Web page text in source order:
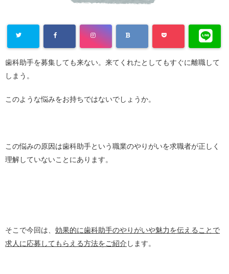
歯科助手を募集しても来ない。来てくれたとしてもすぐに離職して
しまう。
このような悩みをお持ちではないでしょうか。
この悩みの原因は歯科助手という職業のやりがいを求職者が正しく
理解していないことにあります。
そこで今回は、 効果的に歯科助手のやりがいや魅力を伝えることで
求人に応募してもらえる方法をご紹介 します。